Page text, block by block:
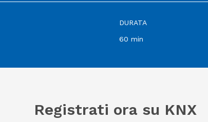
DURATA
60 min
Registrati ora su KNX